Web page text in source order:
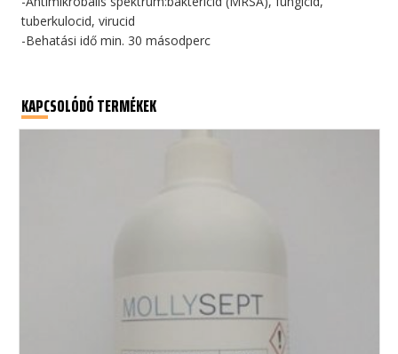
tuberkulocid, virucid
-Behatási idő min. 30 másodperc
KAPCSOLÓDÓ TERMÉKEK